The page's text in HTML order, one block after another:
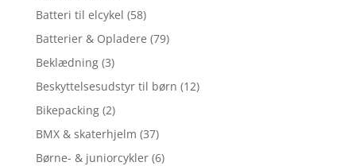
Batteri til elcykel (58)
Batterier & Opladere (79)
Beklædning (3)
Beskyttelsesudstyr til børn (12)
Bikepacking (2)
BMX & skaterhjelm (37)
Børne- & juniorcykler (6)